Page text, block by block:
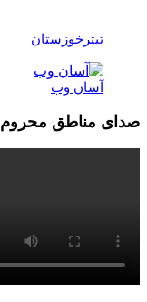
تیترخوزستان
آسان وب
صدای مناطق محروم